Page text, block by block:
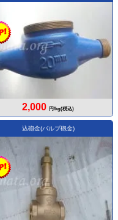
2,000 円/kg(税込)
込砲金(バルブ砲金)